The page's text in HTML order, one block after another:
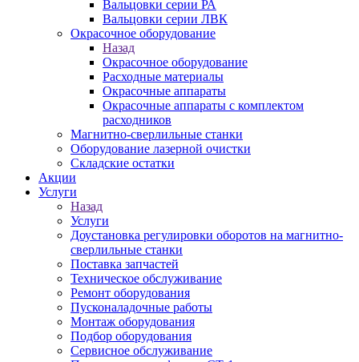
Вальцовки серии РА
Вальцовки серии ЛВК
Окрасочное оборудование
Назад
Окрасочное оборудование
Расходные материалы
Окрасочные аппараты
Окрасочные аппараты с комплектом
расходников
Магнитно-сверлильные станки
Оборудование лазерной очистки
Складские остатки
Акции
Услуги
Назад
Услуги
Доустановка регулировки оборотов на магнитно-
сверлильные станки
Поставка запчастей
Техническое обслуживание
Ремонт оборудования
Пусконаладочные работы
Монтаж оборудования
Подбор оборудования
Сервисное обслуживание